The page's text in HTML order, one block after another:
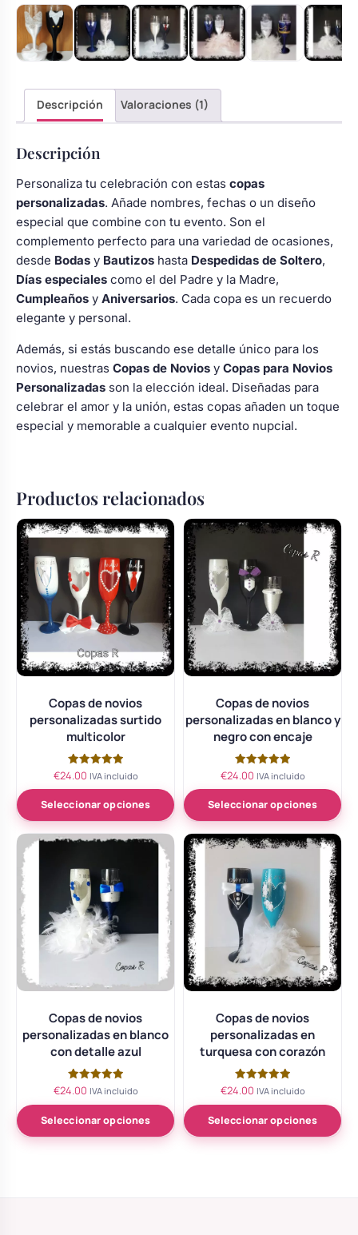
Descripción Valoraciones (1)
Descripción
Personaliza tu celebración con estas copas
personalizadas. Añade nombres, fechas o un diseño
especial que combine con tu evento. Son el
complemento perfecto para una variedad de ocasiones,
desde Bodas y Bautizos hasta Despedidas de Soltero,
Días especiales como el del Padre y la Madre,
Cumpleaños y Aniversarios. Cada copa es un recuerdo
elegante y personal.
Además, si estás buscando ese detalle único para los
novios, nuestras Copas de Novios y Copas para Novios
Personalizadas son la elección ideal. Diseñadas para
celebrar el amor y la unión, estas copas añaden un toque
especial y memorable a cualquier evento nupcial.
Productos relacionados
Copas de novios
personalizadas surtido
multicolor
Valorado
de 5
€24.00 IVA incluido
Seleccionar opciones
Copas de novios
personalizadas en blanco y
negro con encaje
Valorado
de 5
€24.00 IVA incluido
Seleccionar opciones
Copas de novios
personalizadas en blanco
con detalle azul
Valorado
5.00
de 5
€24.00 IVA incluido
Seleccionar opciones
Copas de novios
personalizadas en
turquesa con corazón
Valorado
5.00
de 5
€24.00 IVA incluido
Seleccionar opciones